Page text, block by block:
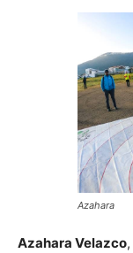
Azahara
Azahara Velazco